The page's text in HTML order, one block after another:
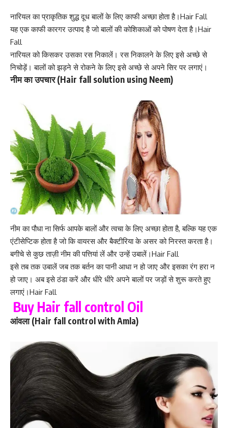
नारियल का प्राकृतिक शुद्ध दूध बालों के लिए काफी अच्छा होता है।Hair Fall
यह एक काफी कारगर उत्पाद है जो बालों की कोशिकाओं को पोषण देता है।Hair
Fall
नारियल को किसकर उसका रस निकालें। रस निकालने के लिए इसे अच्छे से
निचोड़ें। बालों को झड़ने से रोकने के लिए इसे अच्छे से अपने सिर पर लगाएं।
नीम का उपचार (Hair fall solution using Neem)
नीम का पौधा ना सिर्फ आपके बालों और त्वचा के लिए अच्छा होता है, बल्कि यह एक
एंटीसेप्टिक होता है जो कि वायरस और बैक्टीरिया के असर को निरस्त करता है।
बगीचे से कुछ ताज़ी नीम की पत्तियां लें और उन्हें उबालें।Hair Fall
इसे तब तक उबालें जब तक बर्तन का पानी आधा न हो जाए और इसका रंग हरा न
हो जाए। अब इसे ठंडा करें और धीरे धीरे अपने बालों पर जड़ों से शुरू करते हुए
लगाएं।Hair Fall
Buy Hair fall control Oil
आंवला (Hair fall control with Amla)